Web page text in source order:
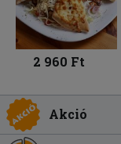
2 960 Ft
Akció